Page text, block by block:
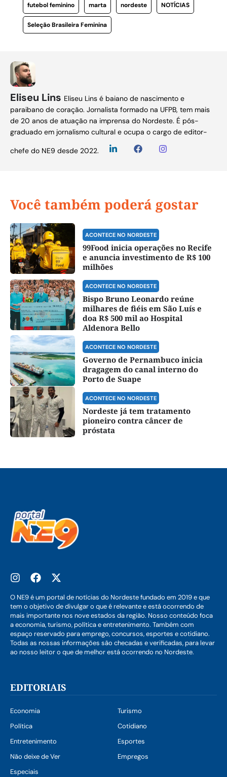
futebol feminino marta nordeste NOTÍCIAS
Seleção Brasileira Feminina
Eliseu Lins Eliseu Lins é baiano de nascimento e
paraibano de coração. Jornalista formado na UFPB, tem mais
de 20 anos de atuação na imprensa do Nordeste. É pós-
graduado em jornalismo cultural e ocupa o cargo de editor-
chefe do NE9 desde 2022.
Você também poderá gostar
ACONTECE NO NORDESTE
99Food inicia operações no Recife
e anuncia investimento de R$ 100
milhões
ACONTECE NO NORDESTE
Bispo Bruno Leonardo reúne
milhares de fiéis em São Luís e
doa R$ 500 mil ao Hospital
Aldenora Bello
ACONTECE NO NORDESTE
Governo de Pernambuco inicia
dragagem do canal interno do
Porto de Suape
ACONTECE NO NORDESTE
Nordeste já tem tratamento
pioneiro contra câncer de
próstata
O NE9 é um portal de notícias do Nordeste fundado em 2019 e que
tem o objetivo de divulgar o que é relevante e está ocorrendo de
mais importante nos nove estados da região. Nosso conteúdo foca
a economia, turismo, política e entretenimento. Também com
espaço reservado para emprego, concursos, esportes e cotidiano.
Todas as nossas informações são checadas e verificadas, para levar
ao nosso leitor o que de melhor está ocorrendo no Nordeste.
EDITORIAIS
Economia
Turismo
Política
Cotidiano
Entretenimento
Esportes
Não deixe de Ver
Empregos
Especiais